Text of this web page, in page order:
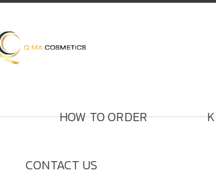
HOW TO ORDER
CONTACT US